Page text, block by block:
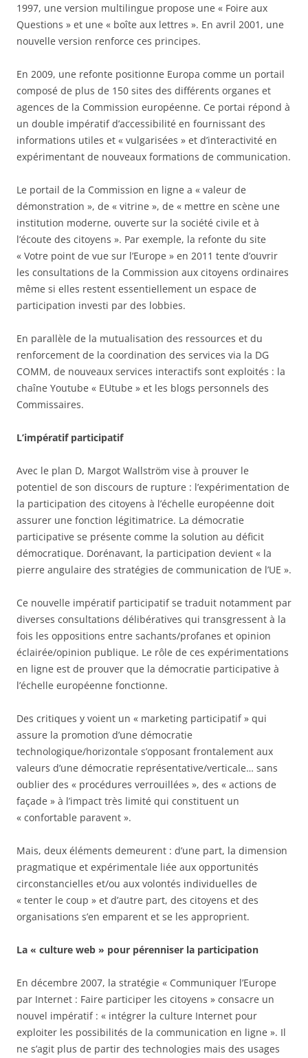
1997, une version multilingue propose une « Foire aux
Questions » et une « boîte aux lettres ». En avril 2001, une
nouvelle version renforce ces principes.
En 2009, une refonte positionne Europa comme un portail
composé de plus de 150 sites des différents organes et
agences de la Commission européenne. Ce portai répond à
un double impératif d’accessibilité en fournissant des
informations utiles et « vulgarisées » et d’interactivité en
expérimentant de nouveaux formations de communication.
Le portail de la Commission en ligne a « valeur de
démonstration », de « vitrine », de « mettre en scène une
institution moderne, ouverte sur la société civile et à
l’écoute des citoyens ». Par exemple, la refonte du site
« Votre point de vue sur l’Europe » en 2011 tente d’ouvrir
les consultations de la Commission aux citoyens ordinaires
même si elles restent essentiellement un espace de
participation investi par des lobbies.
En parallèle de la mutualisation des ressources et du
renforcement de la coordination des services via la DG
COMM, de nouveaux services interactifs sont exploités : la
chaîne Youtube « EUtube » et les blogs personnels des
Commissaires.
L’impératif participatif
Avec le plan D, Margot Wallström vise à prouver le
potentiel de son discours de rupture : l’expérimentation de
la participation des citoyens à l’échelle européenne doit
assurer une fonction légitimatrice. La démocratie
participative se présente comme la solution au déficit
démocratique. Dorénavant, la participation devient « la
pierre angulaire des stratégies de communication de l’UE ».
Ce nouvelle impératif participatif se traduit notamment par
diverses consultations délibératives qui transgressent à la
fois les oppositions entre sachants/profanes et opinion
éclairée/opinion publique. Le rôle de ces expérimentations
en ligne est de prouver que la démocratie participative à
l’échelle européenne fonctionne.
Des critiques y voient un « marketing participatif » qui
assure la promotion d’une démocratie
technologique/horizontale s’opposant frontalement aux
valeurs d’une démocratie représentative/verticale… sans
oublier des « procédures verrouillées », des « actions de
façade » à l’impact très limité qui constituent un
« confortable paravent ».
Mais, deux éléments demeurent : d’une part, la dimension
pragmatique et expérimentale liée aux opportunités
circonstancielles et/ou aux volontés individuelles de
« tenter le coup » et d’autre part, des citoyens et des
organisations s’en emparent et se les approprient.
La « culture web » pour pérenniser la participation
En décembre 2007, la stratégie « Communiquer l’Europe
par Internet : Faire participer les citoyens » consacre un
nouvel impératif : « intégrer la culture Internet pour
exploiter les possibilités de la communication en ligne ». Il
ne s’agit plus de partir des technologies mais des usages